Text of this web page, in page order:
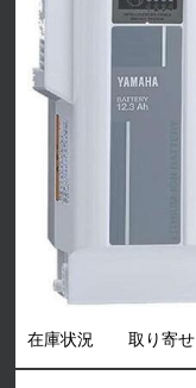
在庫状況 取り寄せ